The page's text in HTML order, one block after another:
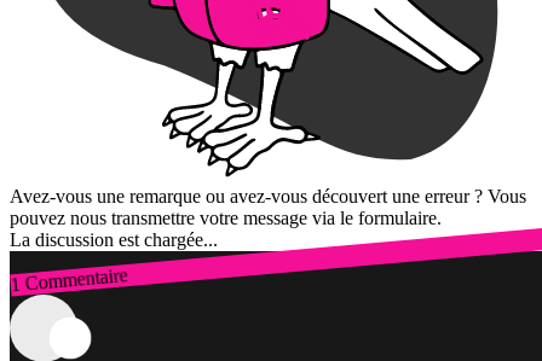
Avez-vous une remarque ou avez-vous découvert une erreur ? Vous
pouvez nous transmettre votre message via le formulaire.
La discussion est chargée...
1 Commentaire
Connexion